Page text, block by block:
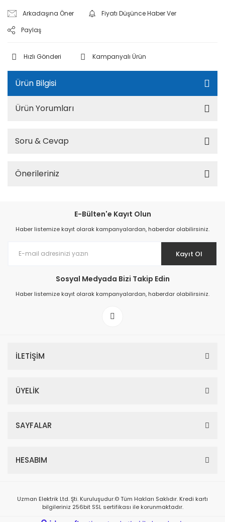
Arkadaşına Öner
Fiyatı Düşünce Haber Ver
Paylaş
Hızlı Gönderi Kampanyalı Ürün
Ürün Bilgisi
Ürün Yorumları
Soru & Cevap
Önerileriniz
E-Bülten'e Kayıt Olun
Haber listemize kayıt olarak kampanyalardan, haberdar olabilirsiniz.
Kayıt Ol
Sosyal Medyada Bizi Takip Edin
Haber listemize kayıt olarak kampanyalardan, haberdar olabilirsiniz.
İLETİŞİM
ÜYELİK
SAYFALAR
HESABIM
Uzman Elektrik Ltd. Şti. Kuruluşudur.© Tüm Hakları Saklıdır. Kredi kartı
bilgileriniz 256bit SSL sertifikası ile korunmaktadır.